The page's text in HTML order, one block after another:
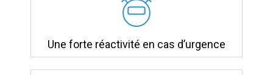
Une forte réactivité en cas d’urgence